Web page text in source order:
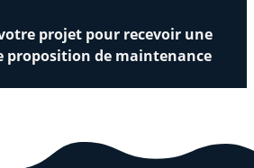
projet pour recevoir une
proposition de maintenance